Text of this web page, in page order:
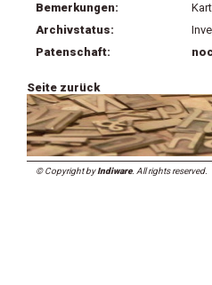
Bemerkungen:
Archivstatus:
Patenschaft:
Seite zurück
© Copyright byIndiware. All rights reserved.